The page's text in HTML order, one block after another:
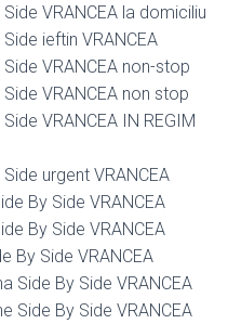
VRANCEA la domiciliu
ieftin VRANCEA
VRANCEA non-stop
VRANCEA non stop
VRANCEA IN REGIM
urgent VRANCEA
By Side VRANCEA
By Side VRANCEA
By Side VRANCEA
Side By Side VRANCEA
Side By Side VRANCEA